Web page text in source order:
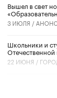
Вышел в свет
3 ИЮЛЯ / АНОНС
Школьники и
22 ИЮНЯ /